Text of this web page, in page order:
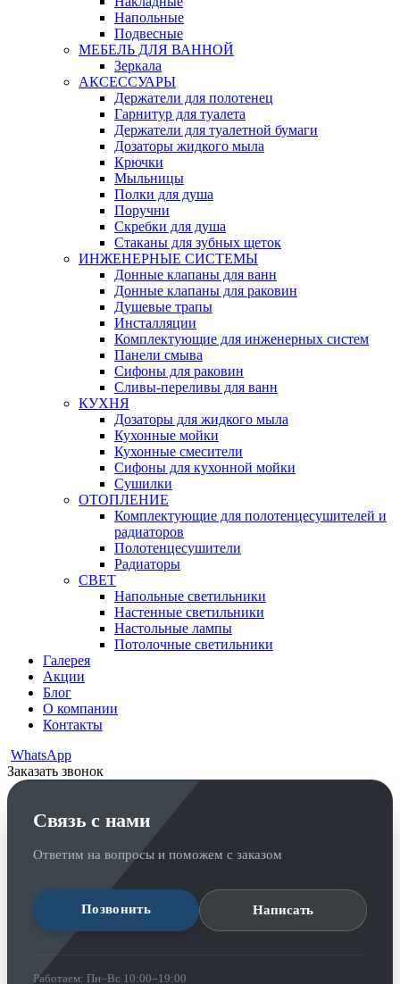
Напольные
Подвесные
МЕБЕЛЬ ДЛЯ ВАННОЙ
Зеркала
АКСЕССУАРЫ
Держатели для полотенец
Гарнитур для туалета
Держатели для туалетной бумаги
Дозаторы жидкого мыла
Крючки
Мыльницы
Полки для душа
Поручни
Скребки для душа
Стаканы для зубных щеток
ИНЖЕНЕРНЫЕ СИСТЕМЫ
Донные клапаны для ванн
Донные клапаны для раковин
Душевые трапы
Инсталляции
Комплектующие для инженерных систем
Панели смыва
Сифоны для раковин
Сливы-переливы для ванн
КУХНЯ
Дозаторы для жидкого мыла
Кухонные мойки
Кухонные смесители
Сифоны для кухонной мойки
Сушилки
ОТОПЛЕНИЕ
Комплектующие для полотенцесушителей и
радиаторов
Полотенцесушители
Радиаторы
СВЕТ
Напольные светильники
Настенные светильники
Настольные лампы
Потолочные светильники
Галерея
Акции
Блог
О компании
Контакты
WhatsApp
Заказать звонок
Связь с нами
Ответим на вопросы и поможем с заказом
Позвонить Написать
Работаем: Пн–Вс 10:00–19:00